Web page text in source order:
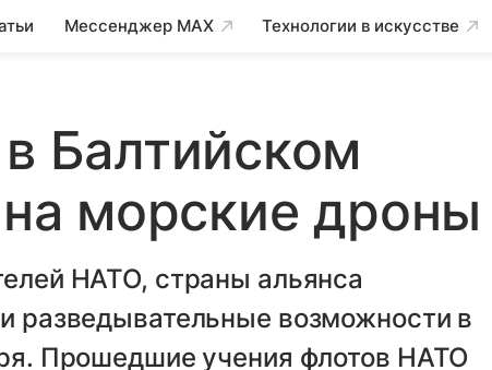
Мессенджер MAX Технологии в искусстве
Балтийском
морские дроны
НАТО, страны альянса
разведывательные возможности в
Прошедшие учения флотов НАТО